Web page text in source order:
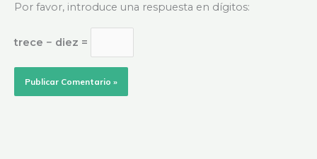
Por favor, introduce una respuesta en dígitos:
trece − diez =